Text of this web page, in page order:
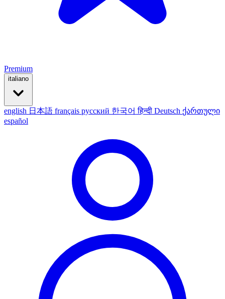
Premium
italiano
english 日本語 français русский 한국어हिन्दी Deutsch ქართული
español